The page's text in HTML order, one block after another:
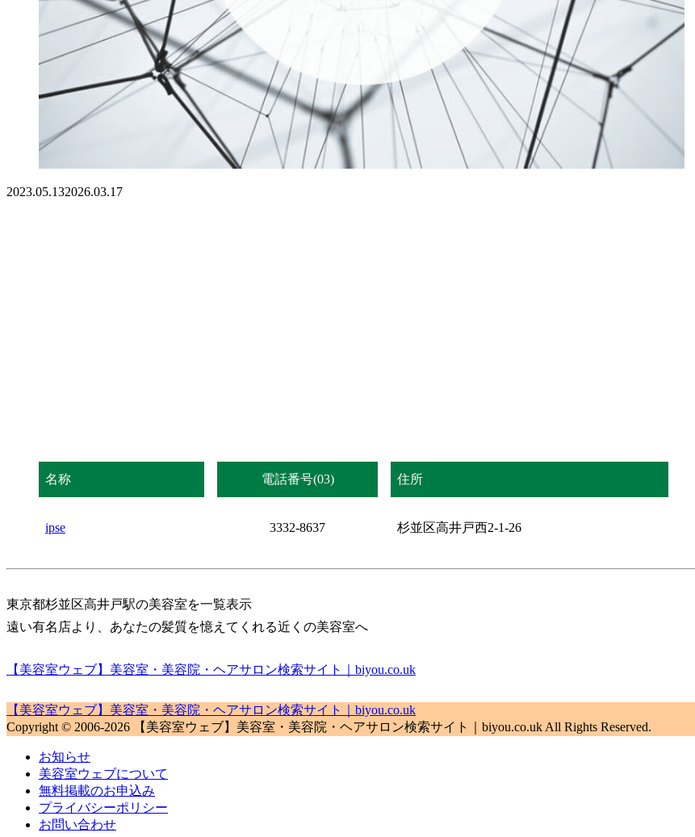
2023.05.132026.03.17
名称 電話番号(03) 住所
ipse 3332-8637 杉並区高井戸西2-1-26
東京都杉並区高井戸駅の美容室を一覧表示
遠い有名店より、あなたの髪質を憶えてくれる近くの美容室へ
【美容室ウェブ】美容室・美容院・ヘアサロン検索サイト｜biyou.co.uk
【美容室ウェブ】美容室・美容院・ヘアサロン検索サイト｜biyou.co.uk
Copyright © 2006-2026 【美容室ウェブ】美容室・美容院・ヘアサロン検索サイト｜biyou.co.uk All Rights Reserved.
お知らせ
美容室ウェブについて
無料掲載のお申込み
プライバシーポリシー
お問い合わせ